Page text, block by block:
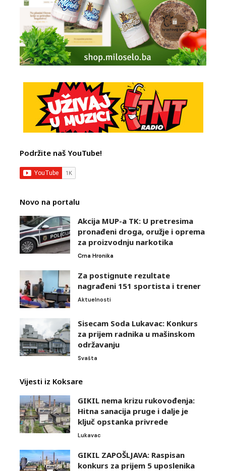
Podržite naš YouTube!
Novo na portalu
Akcija MUP-a TK: U pretresima
pronađeni droga, oružje i oprema
za proizvodnju narkotika
Crna Hronika
Za postignute rezultate
nagrađeni 151 sportista i trener
Aktuelnosti
Sisecam Soda Lukavac: Konkurs
za prijem radnika u mašinskom
održavanju
Svašta
Vijesti iz Koksare
GIKIL nema krizu rukovođenja:
Hitna sanacija pruge i dalje je
ključ opstanka privrede
Lukavac
GIKIL ZAPOŠLJAVA: Raspisan
konkurs za prijem 5 uposlenika